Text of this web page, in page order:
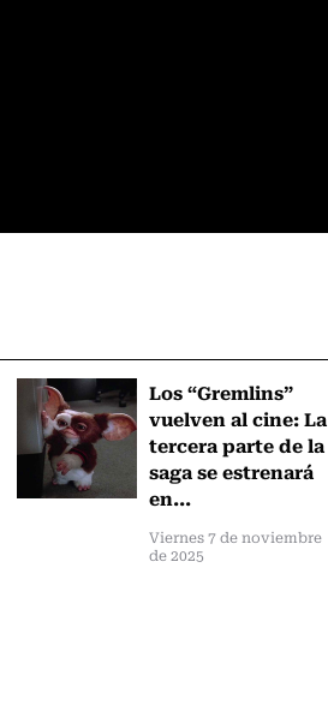
Los “Gremlins”
vuelven al cine: La
tercera parte de la
saga se estrenará
en...
Viernes 7 de noviembre
de 2025